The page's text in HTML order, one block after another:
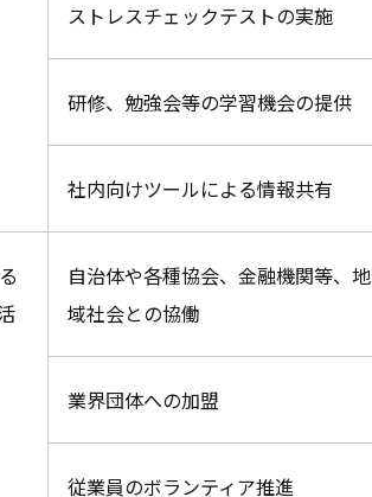
ストレスチェックテストの実施
研修、勉強会等の学習機会の提供
社内向けツールによる情報共有
自治体や各種協会、金融機関等、地
域社会との協働
業界団体への加盟
従業員のボランティア推進